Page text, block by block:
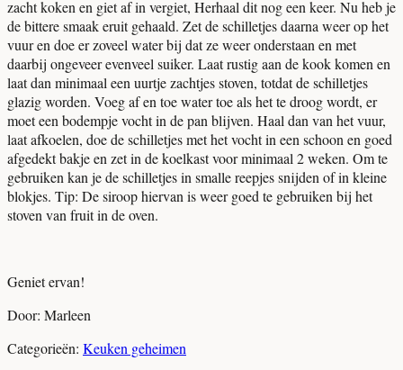
zacht koken en giet af in vergiet, Herhaal dit nog een keer. Nu heb je
de bittere smaak eruit gehaald. Zet de schilletjes daarna weer op het
vuur en doe er zoveel water bij dat ze weer onderstaan en met
daarbij ongeveer evenveel suiker. Laat rustig aan de kook komen en
laat dan minimaal een uurtje zachtjes stoven, totdat de schilletjes
glazig worden. Voeg af en toe water toe als het te droog wordt, er
moet een bodempje vocht in de pan blijven. Haal dan van het vuur,
laat afkoelen, doe de schilletjes met het vocht in een schoon en goed
afgedekt bakje en zet in de koelkast voor minimaal 2 weken. Om te
gebruiken kan je de schilletjes in smalle reepjes snijden of in kleine
blokjes. Tip: De siroop hiervan is weer goed te gebruiken bij het
stoven van fruit in de oven.
Geniet ervan!
Door: Marleen
Categorieën: Keuken geheimen